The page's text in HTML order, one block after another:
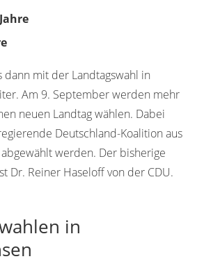
dann mit der Landtagswahl in
Am 9. September werden mehr
neuen Landtag wählen. Dabei
Deutschland-Koalition aus
abgewählt werden. Der bisherige
Dr. Reiner Haseloff von der CDU.
in